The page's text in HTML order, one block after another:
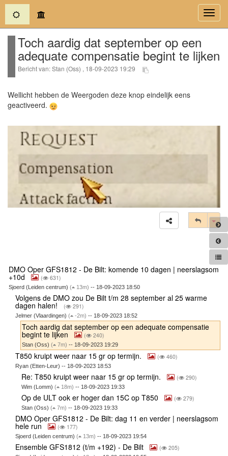
(current)
Toch aardig dat september op een
adequate compensatie begint te lijken
Bericht van: Stan (Oss) , 18-09-2023 19:29
Wellicht hebben de Weergoden deze knop eindelijk eens
geactiveerd.
DMO Oper GFS1812 - De Bilt: komende 10 dagen | neerslagsom
+10d ( 631)
Sjoerd (Leiden centrum) ( 13m) -- 18-09-2023 18:50
Volgens de DMO zou De Bilt t/m 28 september al 25 warme
dagen halen! ( 291)
Jelmer (Vlaardingen) ( -2m) -- 18-09-2023 18:52
Toch aardig dat september op een adequate compensatie
begint te lijken ( 240)
Stan (Oss)( 7m) -- 18-09-2023 19:29
T850 kruipt weer naar 15 gr op termijn. ( 460)
Ryan (Etten-Leur) -- 18-09-2023 18:53
Re: T850 kruipt weer naar 15 gr op termijn. ( 290)
Wim (Lomm)( 18m) -- 18-09-2023 19:33
Op de ULT ook er hoger dan 15C op T850 ( 279)
Stan (Oss)( 7m) -- 18-09-2023 19:33
DMO Oper GFS1812 - De Bilt: dag 11 en verder | neerslagsom
hele run ( 177)
Sjoerd (Leiden centrum) ( 13m) -- 18-09-2023 19:54
Ensemble GFS1812 (t/m +192) - De Bilt ( 205)